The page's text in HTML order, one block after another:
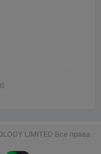
LIMITED Все права